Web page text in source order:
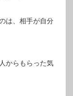
は、相手が自分
からもらった気